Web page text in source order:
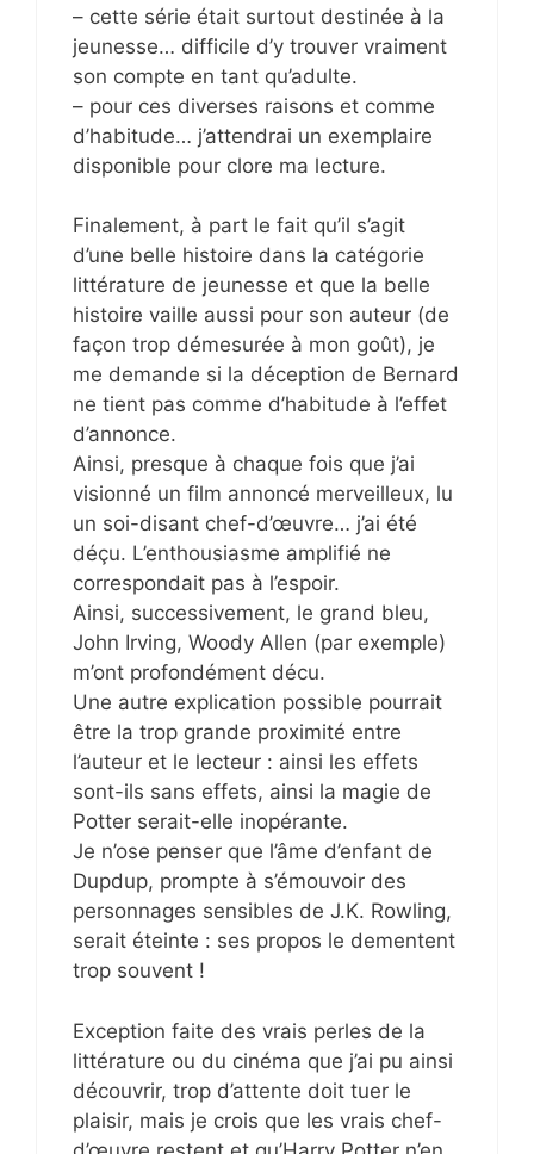
– cette série était surtout destinée à la
jeunesse… difficile d’y trouver vraiment
son compte en tant qu’adulte.
– pour ces diverses raisons et comme
d’habitude… j’attendrai un exemplaire
disponible pour clore ma lecture.
Finalement, à part le fait qu’il s’agit
d’une belle histoire dans la catégorie
littérature de jeunesse et que la belle
histoire vaille aussi pour son auteur (de
façon trop démesurée à mon goût), je
me demande si la déception de Bernard
ne tient pas comme d’habitude à l’effet
d’annonce.
Ainsi, presque à chaque fois que j’ai
visionné un film annoncé merveilleux, lu
un soi-disant chef-d’œuvre… j’ai été
déçu. L’enthousiasme amplifié ne
correspondait pas à l’espoir.
Ainsi, successivement, le grand bleu,
John Irving, Woody Allen (par exemple)
m’ont profondément décu.
Une autre explication possible pourrait
être la trop grande proximité entre
l’auteur et le lecteur : ainsi les effets
sont-ils sans effets, ainsi la magie de
Potter serait-elle inopérante.
Je n’ose penser que l’âme d’enfant de
Dupdup, prompte à s’émouvoir des
personnages sensibles de J.K. Rowling,
serait éteinte : ses propos le dementent
trop souvent !
Exception faite des vrais perles de la
littérature ou du cinéma que j’ai pu ainsi
découvrir, trop d’attente doit tuer le
plaisir, mais je crois que les vrais chef-